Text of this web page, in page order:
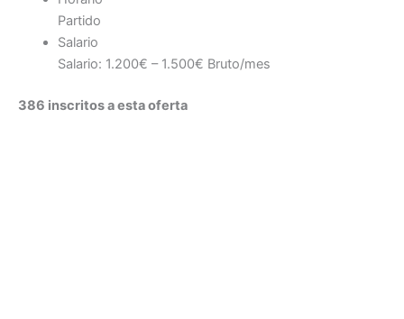
Partido
Salario
Salario: 1.200€ – 1.500€ Bruto/mes
386 inscritos a esta oferta